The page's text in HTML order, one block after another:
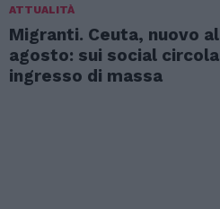
ATTUALITÀ
Migranti. Ceuta, nuovo
agosto: sui social
ingresso di massa